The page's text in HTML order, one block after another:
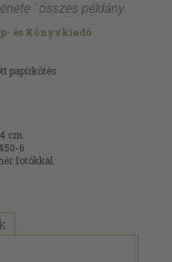
' összes példány
és Könyvkiadó
papírkötés
cm
6
fotókkal.